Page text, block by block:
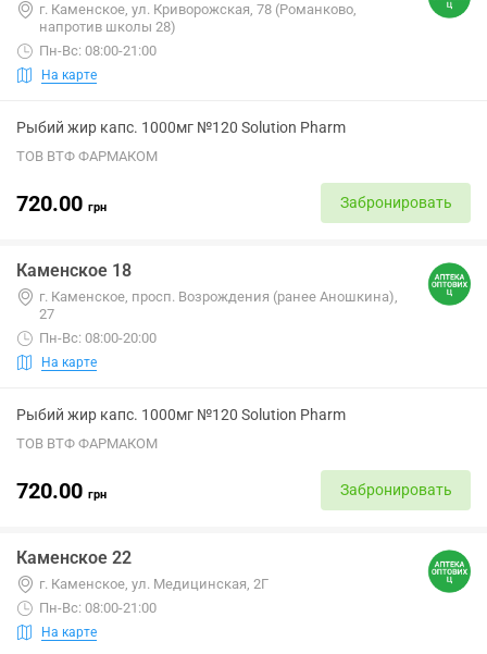
г. Каменское, ул. Криворожская, 78 (Романково,
напротив школы 28)
Пн-Вс: 08:00-21:00
На карте
Рыбий жир капс. 1000мг №120 Solution Pharm
ТОВ ВТФ ФАРМАКОМ
720.00 грн Забронировать
Каменское 18
г. Каменское, просп. Возрождения (ранее Аношкина),
27
Пн-Вс: 08:00-20:00
На карте
Рыбий жир капс. 1000мг №120 Solution Pharm
ТОВ ВТФ ФАРМАКОМ
720.00 грн Забронировать
Каменское 22
г. Каменское, ул. Медицинская, 2Г
Пн-Вс: 08:00-21:00
На карте